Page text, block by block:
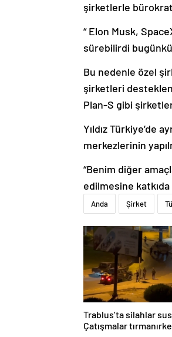
şirketlerle
“ Elon Musk,
sürebilirdi
Bu nedenle özel
şirketleri
Plan-S gibi
Yıldız Türkiye’de
merkezlerinin
“Benim diğer
edilmesine
Anda Şirket
Trablus’ta silahlar
Çatışmalar